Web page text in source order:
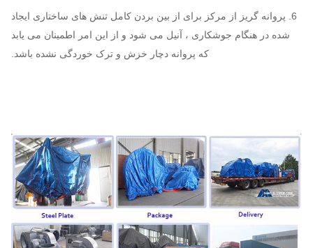
الکتریکی ویژه ، ابزار کنترل سیستم ، سیستم
6. پروانه گریز از مرکز برای از بین بردن کامل تنش های ساختاری ایجاد
شده در هنگام جوشکاری ، آنیل می شود و از این امر اطمینان می یابد
که پروانه دچار خزش و ترک خوردگی نشده باشد.